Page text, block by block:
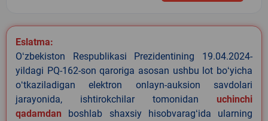
Eslatma:
Oʻzbekiston Respublikasi Prezidentining 19.04.2024-
yildagi PQ-162-son qaroriga asosan ushbu lot boʻyicha
oʻtkaziladigan elektron onlayn-auksion savdolari
jarayonida, ishtirokchilar tomonidan uchinchi
qadamdan boshlab shaxsiy hisobvaragʻida ularning